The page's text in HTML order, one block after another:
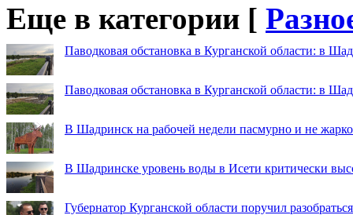
Еще в категории [
Паводковая обстановка в Курганской области: в
Паводковая обстановка в Курганской области: в
В Шадринск на рабочей недели пасмурно и не жарко
В Шадринске уровень воды в Исети критически
Губернатор Курганской области поручил